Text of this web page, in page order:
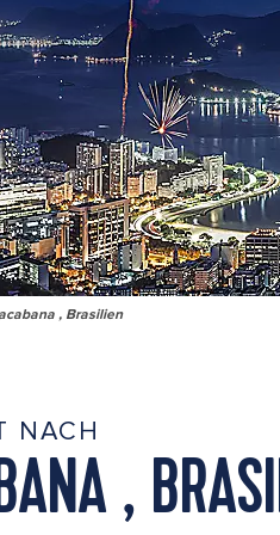
, Brasilien
NACH
,